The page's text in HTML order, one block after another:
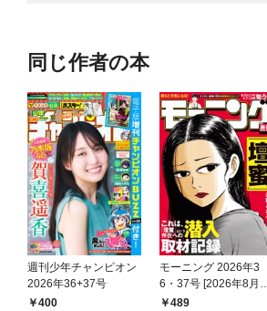
同じ作者の本
週刊少年チャンピオン
2026年36+37号
400
モーニング 2026年3
6・37号 [2026年8月6
日発売]
489